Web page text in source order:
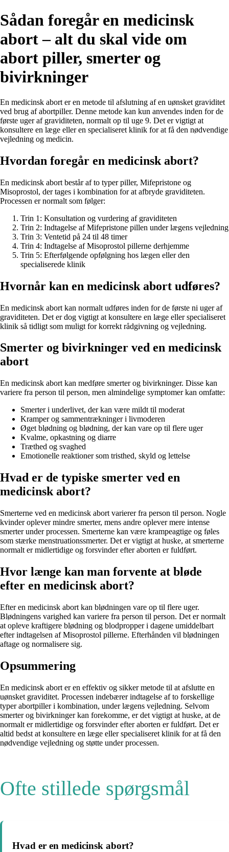
Sådan foregår en medicinsk
abort – alt du skal vide om
abort piller, smerter og
bivirkninger
En medicinsk abort er en metode til afslutning af en uønsket graviditet
ved brug af abortpiller. Denne metode kan kun anvendes inden for de
første uger af graviditeten, normalt op til uge 9. Det er vigtigt at
konsultere en læge eller en specialiseret klinik for at få den nødvendige
vejledning og medicin.
Hvordan foregår en medicinsk abort?
En medicinsk abort består af to typer piller, Mifepristone og
Misoprostol, der tages i kombination for at afbryde graviditeten.
Processen er normalt som følger:
Trin 1: Konsultation og vurdering af graviditeten
Trin 2: Indtagelse af Mifepristone pillen under lægens vejledning
Trin 3: Ventetid på 24 til 48 timer
Trin 4: Indtagelse af Misoprostol pillerne derhjemme
Trin 5: Efterfølgende opfølgning hos lægen eller den
specialiserede klinik
Hvornår kan en medicinsk abort udføres?
En medicinsk abort kan normalt udføres inden for de første ni uger af
graviditeten. Det er dog vigtigt at konsultere en læge eller specialiseret
klinik så tidligt som muligt for korrekt rådgivning og vejledning.
Smerter og bivirkninger ved en medicinsk
abort
En medicinsk abort kan medføre smerter og bivirkninger. Disse kan
variere fra person til person, men almindelige symptomer kan omfatte:
Smerter i underlivet, der kan være mildt til moderat
Kramper og sammentrækninger i livmoderen
Øget blødning og blødning, der kan vare op til flere uger
Kvalme, opkastning og diarre
Træthed og svaghed
Emotionelle reaktioner som tristhed, skyld og lettelse
Hvad er de typiske smerter ved en
medicinsk abort?
Smerterne ved en medicinsk abort varierer fra person til person. Nogle
kvinder oplever mindre smerter, mens andre oplever mere intense
smerter under processen. Smerterne kan være krampeagtige og føles
som stærke menstruationssmerter. Det er vigtigt at huske, at smerterne
normalt er midlertidige og forsvinder efter aborten er fuldført.
Hvor længe kan man forvente at bløde
efter en medicinsk abort?
Efter en medicinsk abort kan blødningen vare op til flere uger.
Blødningens varighed kan variere fra person til person. Det er normalt
at opleve kraftigere blødning og blodpropper i dagene umiddelbart
efter indtagelsen af Misoprostol pillerne. Efterhånden vil blødningen
aftage og normalisere sig.
Opsummering
En medicinsk abort er en effektiv og sikker metode til at afslutte en
uønsket graviditet. Processen indebærer indtagelse af to forskellige
typer abortpiller i kombination, under lægens vejledning. Selvom
smerter og bivirkninger kan forekomme, er det vigtigt at huske, at de
normalt er midlertidige og forsvinder efter aborten er fuldført. Det er
altid bedst at konsultere en læge eller specialiseret klinik for at få den
nødvendige vejledning og støtte under processen.
Ofte stillede spørgsmål
Hvad er en medicinsk abort?